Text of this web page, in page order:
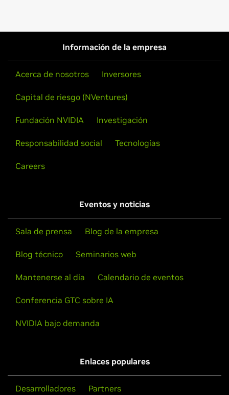
Información de la empresa
Acerca de nosotros Inversores
Capital de riesgo (NVentures)
Fundación NVIDIA Investigación
Responsabilidad social Tecnologías
Careers
Eventos y noticias
Sala de prensa Blog de la empresa
Blog técnico Seminarios web
Mantenerse al día Calendario de eventos
Conferencia GTC sobre IA
NVIDIA bajo demanda
Enlaces populares
Desarrolladores Partners